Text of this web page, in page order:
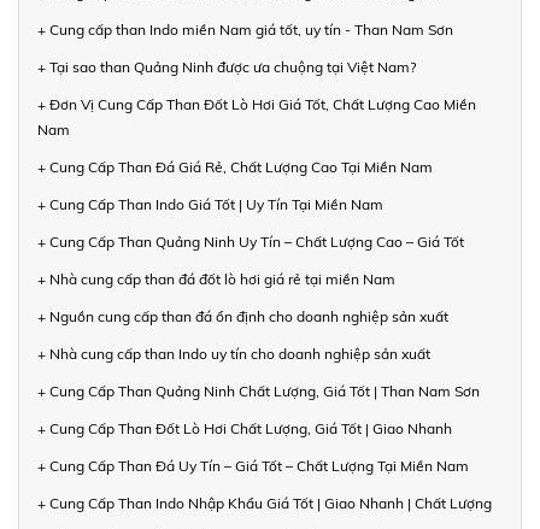
+ Cung cấp than Indo miền Nam giá tốt, uy tín - Than Nam Sơn
+ Tại sao than Quảng Ninh được ưa chuộng tại Việt Nam?
+ Đơn Vị Cung Cấp Than Đốt Lò Hơi Giá Tốt, Chất Lượng Cao Miền
Nam
+ Cung Cấp Than Đá Giá Rẻ, Chất Lượng Cao Tại Miền Nam
+ Cung Cấp Than Indo Giá Tốt | Uy Tín Tại Miền Nam
+ Cung Cấp Than Quảng Ninh Uy Tín – Chất Lượng Cao – Giá Tốt
+ Nhà cung cấp than đá đốt lò hơi giá rẻ tại miền Nam
+ Nguồn cung cấp than đá ổn định cho doanh nghiệp sản xuất
+ Nhà cung cấp than Indo uy tín cho doanh nghiệp sản xuất
+ Cung Cấp Than Quảng Ninh Chất Lượng, Giá Tốt | Than Nam Sơn
+ Cung Cấp Than Đốt Lò Hơi Chất Lượng, Giá Tốt | Giao Nhanh
+ Cung Cấp Than Đá Uy Tín – Giá Tốt – Chất Lượng Tại Miền Nam
+ Cung Cấp Than Indo Nhập Khẩu Giá Tốt | Giao Nhanh | Chất Lượng